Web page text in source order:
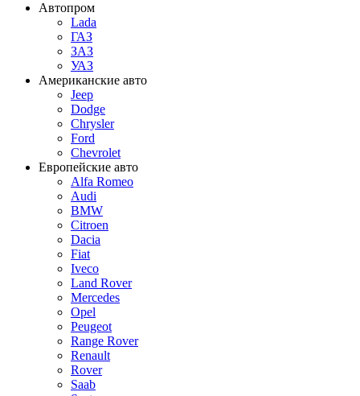
Автопром
Lada
ГАЗ
ЗАЗ
УАЗ
Американские авто
Jeep
Dodge
Chrysler
Ford
Chevrolet
Европейские авто
Alfa Romeo
Audi
BMW
Citroen
Dacia
Fiat
Iveco
Land Rover
Mercedes
Opel
Peugeot
Range Rover
Renault
Rover
Saab